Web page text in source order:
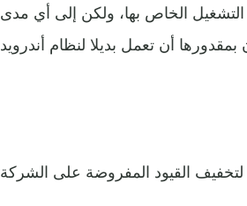
الخاص بها، ولكن إلى أي مدى